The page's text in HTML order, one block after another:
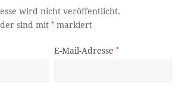
wird nicht veröffentlicht.
sind mit* markiert
E-Mail-Adresse*